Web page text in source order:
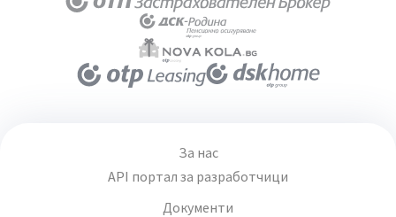
За нас
API портал за разработчици
Документи